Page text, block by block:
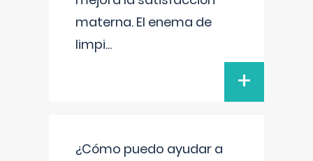
materna. El enema de
limpi...
+
¿Cómo puedo ayudar a